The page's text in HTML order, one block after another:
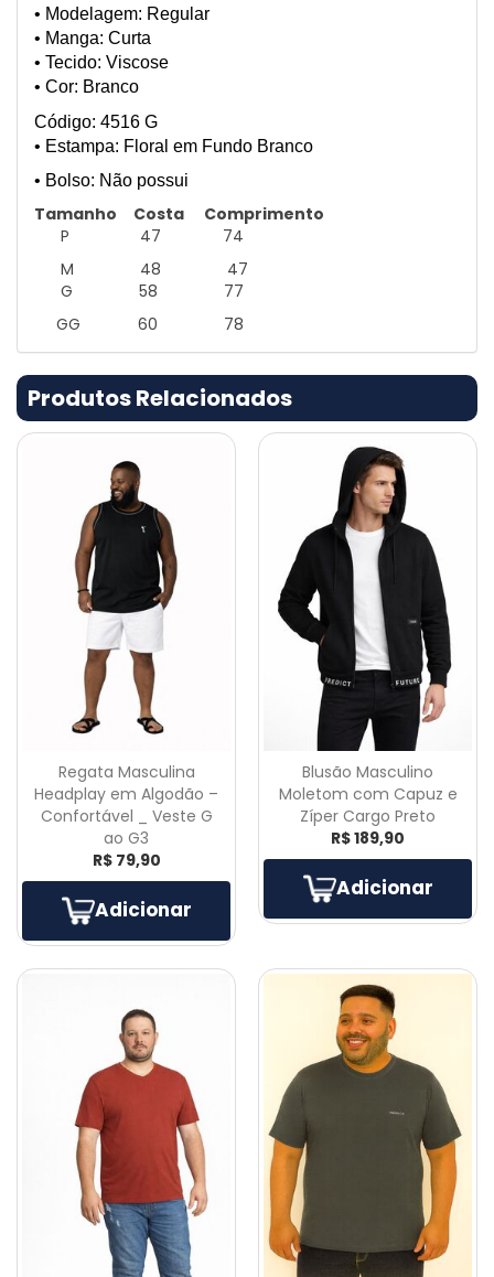
• Modelagem: Regular
• Manga: Curta
• Tecido: Viscose
• Cor: Branco
Código: 4516 G
• Estampa: Floral em Fundo Branco
• Bolso: Não possui
Tamanho Costa Comprimento
P 47 74
M 48 47
G 58 77
GG 60 78
Produtos Relacionados
Regata Masculina
Headplay em Algodão –
Confortável _ Veste G
ao G3
R$ 79,90
Adicionar
Blusão Masculino
Moletom com Capuz e
Zíper Cargo Preto
R$ 189,90
Adicionar